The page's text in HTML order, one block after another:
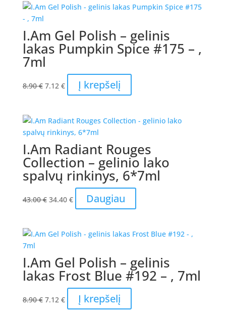
I.Am Gel Polish – gelinis
lakas Pumpkin Spice #175 – ,
7ml
8.90€ Original
8.90 €.
7.12 €Current
price
7.12 €.
Į krepšelį
I.Am Radiant Rouges
Collection – gelinio lako
spalvų rinkinys, 6*7ml
43.00€ Original
43.00 €.
34.40 €Current
price
34.40 €.
Daugiau
I.Am Gel Polish – gelinis
lakas Frost Blue #192 – , 7ml
8.90€ Original
7.12 €Current
price
Į krepšelį